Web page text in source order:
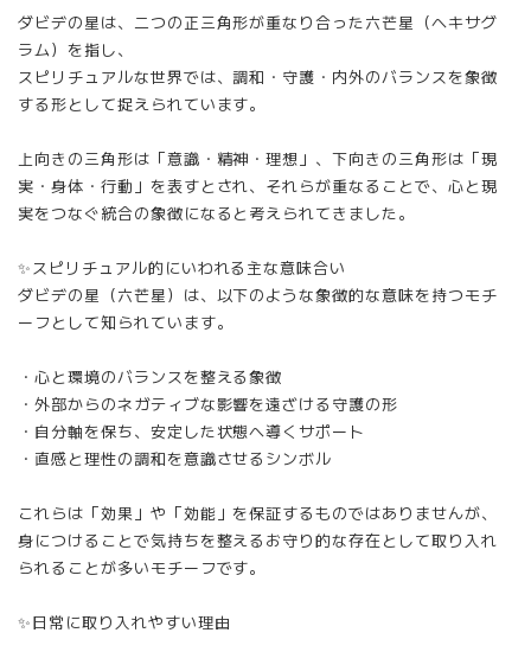
ダビデの星は、二つの正三角形が重なり合った六芒星（ヘキサグ
ラム）を指し、
スピリチュアルな世界では、調和・守護・内外のバランスを象徴
する形として捉えられています。
上向きの三角形は「意識・精神・理想」、下向きの三角形は「現
実・身体・行動」を表すとされ、それらが重なることで、心と現
実をつなぐ統合の象徴になると考えられてきました。
✨スピリチュアル的にいわれる主な意味合い
ダビデの星（六芒星）は、以下のような象徴的な意味を持つモチ
ーフとして知られています。
・心と環境のバランスを整える象徴
・外部からのネガティブな影響を遠ざける守護の形
・自分軸を保ち、安定した状態へ導くサポート
・直感と理性の調和を意識させるシンボル
これらは「効果」や「効能」を保証するものではありませんが、
身につけることで気持ちを整えるお守り的な存在として取り入れ
られることが多いモチーフです。
✨日常に取り入れやすい理由